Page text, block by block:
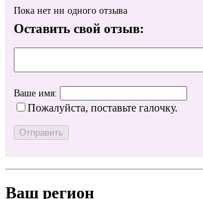
Пока нет ни одного отзыва
Оставить свой отзыв:
Ваше имя:
Пожалуйста, поставьте галочку.
Ваш регион